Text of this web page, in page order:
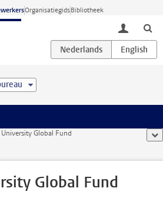
OrganisatiegidsBibliotheek
toggle
University Global Fund
Global Fund